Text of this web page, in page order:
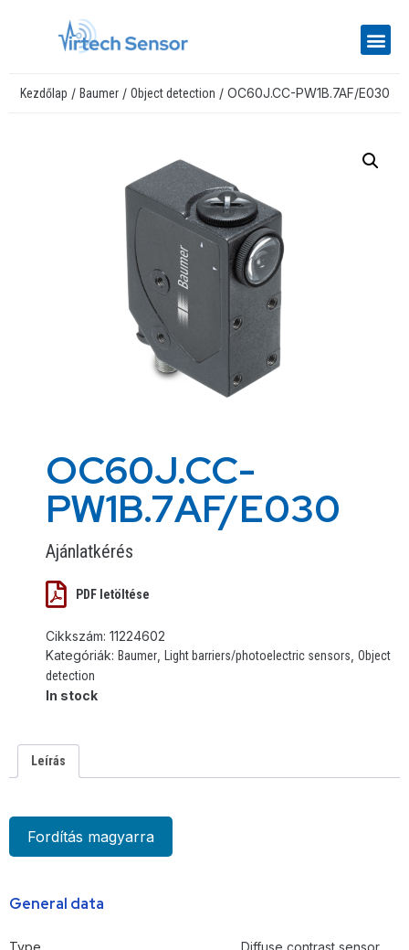
Kezdőlap / Baumer/ Object detection / OC60J.CC-PW1B.7AF/E030
OC60J.CC-
PW1B.7AF/E030
Ajánlatkérés
PDF letöltése
Cikkszám: 11224602
Kategóriák: Baumer Light barriers/photoelectric sensors Object
detection
In stock
Leírás
Fordítás magyarra
General data